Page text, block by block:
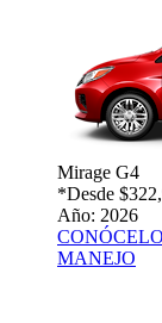
Mirage G4
*Desde
Año: 2026
CONÓCELO
MANEJO